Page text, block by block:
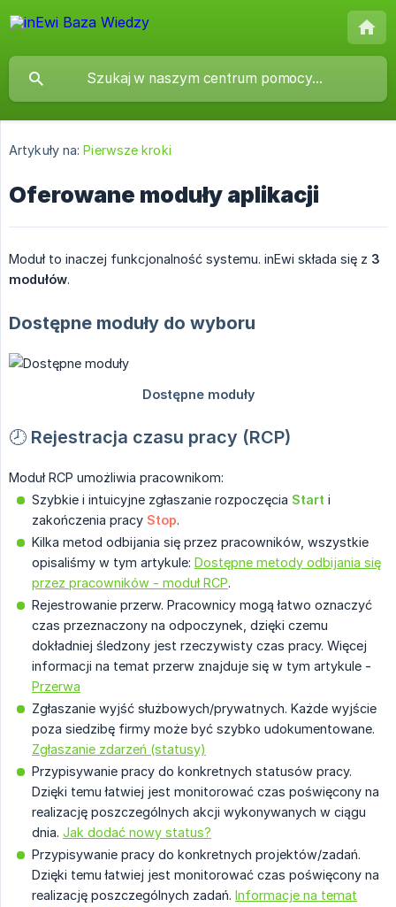
Artykuły na: Pierwsze kroki
Oferowane moduły aplikacji
Moduł to inaczej funkcjonalność systemu. inEwi składa się z 3
modułów.
Dostępne moduły do wyboru
🕗 Rejestracja czasu pracy (RCP)
Moduł RCP umożliwia pracownikom:
Szybkie i intuicyjne zgłaszanie rozpoczęcia Start i
zakończenia pracy Stop.
Kilka metod odbijania się przez pracowników, wszystkie
opisaliśmy w tym artykule: Dostępne metody odbijania się
przez pracowników - moduł RCP.
Rejestrowanie przerw. Pracownicy mogą łatwo oznaczyć
czas przeznaczony na odpoczynek, dzięki czemu
dokładniej śledzony jest rzeczywisty czas pracy. Więcej
informacji na temat przerw znajduje się w tym artykule -
Przerwa
Zgłaszanie wyjść służbowych/prywatnych. Każde wyjście
poza siedzibę firmy może być szybko udokumentowane.
Zgłaszanie zdarzeń (statusy)
Przypisywanie pracy do konkretnych statusów pracy.
Dzięki temu łatwiej jest monitorować czas poświęcony na
realizację poszczególnych akcji wykonywanych w ciągu
dnia. Jak dodać nowy status?
Przypisywanie pracy do konkretnych projektów/zadań.
Dzięki temu łatwiej jest monitorować czas poświęcony na
realizację poszczególnych zadań. Informacje na temat